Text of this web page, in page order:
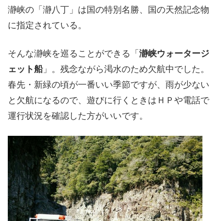
瀞峡の「瀞八丁」は国の特別名勝、国の天然記念物
に指定されている。
そんな瀞峡を巡ることができる「 瀞峡ウォータージ
ェット船」。残念ながら渇水のため欠航中でした。
春先・新緑の頃が一番いい季節ですが、雨が少ない
と欠航になるので、遊びに行くときはＨＰや電話で
運行状況を確認した方がいいです。